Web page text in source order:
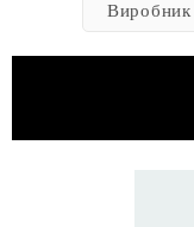
Виробник